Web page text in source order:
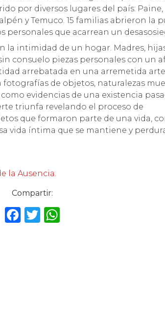
por diversos lugares del país: Paine,
y Temuco. 15 familias abrieron la
personales que acarrean un
la intimidad de un hogar. Madres,
consuelo piezas personales con un
arrebatada en una arremetida
fotografías de objetos, naturalezas
evidencias de una existencia
triunfa revelando el proceso de
que formaron parte de una vida,
vida íntima que se mantiene y
la Ausencia.
Compartir:
F T W